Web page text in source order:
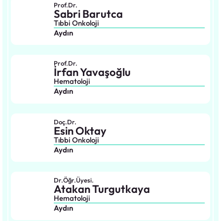
Prof.Dr.
Sabri Barutca
Tıbbi Onkoloji
Aydın
Prof.Dr.
İrfan Yavaşoğlu
Hematoloji
Aydın
Doç.Dr.
Esin Oktay
Tıbbi Onkoloji
Aydın
Dr.Öğr.Üyesi.
Atakan Turgutkaya
Hematoloji
Aydın